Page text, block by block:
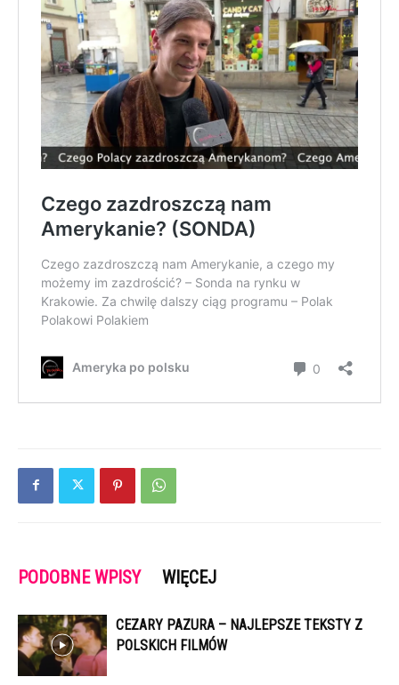
PODOBNE WPISY WIĘCEJ
CEZARY PAZURA – NAJLEPSZE TEKSTY Z
POLSKICH FILMÓW